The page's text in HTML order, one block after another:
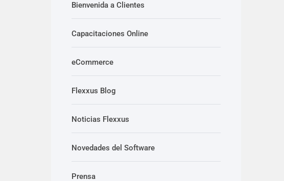
Bienvenida a Clientes
Capacitaciones Online
eCommerce
Flexxus Blog
Noticias Flexxus
Novedades del Software
Prensa